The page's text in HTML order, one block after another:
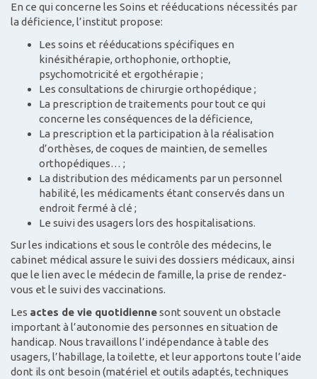
En ce qui concerne les Soins et rééducations nécessités par
la déficience, l’institut propose:
Les soins et rééducations spécifiques en
kinésithérapie, orthophonie, orthoptie,
psychomotricité et ergothérapie ;
Les consultations de chirurgie orthopédique ;
La prescription de traitements pour tout ce qui
concerne les conséquences de la déficience,
La prescription et la participation à la réalisation
d’orthèses, de coques de maintien, de semelles
orthopédiques… ;
La distribution des médicaments par un personnel
habilité, les médicaments étant conservés dans un
endroit fermé à clé ;
Le suivi des usagers lors des hospitalisations.
Sur les indications et sous le contrôle des médecins, le
cabinet médical assure le suivi des dossiers médicaux, ainsi
que le lien avec le médecin de famille, la prise de rendez-
vous et le suivi des vaccinations.
Les actes de vie quotidiennesont souvent un obstacle
important à l’autonomie des personnes en situation de
handicap. Nous travaillons l’indépendance à table des
usagers, l’habillage, la toilette, et leur apportons toute l’aide
dont ils ont besoin (matériel et outils adaptés, techniques